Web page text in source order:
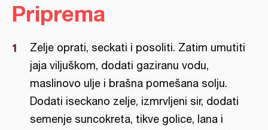
Priprema
Zelje oprati, seckati i posoliti. Zatim umutiti
jaja viljuškom, dodati gaziranu vodu,
maslinovo ulje i brašna pomešana solju.
Dodati iseckano zelje, izmrvljeni sir, dodati
semenje suncokreta, tikve golice, lana i